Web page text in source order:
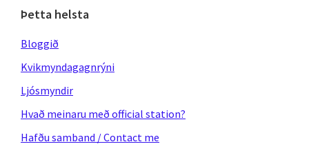
Þetta helsta
Bloggið
Kvikmyndagagnrýni
Ljósmyndir
Hvað meinaru með official station?
Hafðu samband / Contact me